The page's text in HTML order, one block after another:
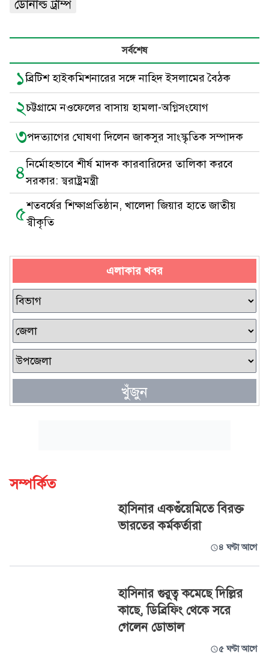
ডোনাল্ড ট্রাম্প
সর্বশেষ
১ব্রিটিশ হাইকমিশনারের সঙ্গে নাহিদ ইসলামের বৈঠক
২চট্টগ্রামে নওফেলের বাসায় হামলা-অগ্নিসংযোগ
৩পদত্যাগের ঘোষণা দিলেন জাকসুর সাংস্কৃতিক সম্পাদক
৪নির্মোহভাবে শীর্ষ মাদক কারবারিদের তালিকা করবে
সরকার: স্বরাষ্ট্রমন্ত্রী
৫শতবর্ষের শিক্ষাপ্রতিষ্ঠান, খালেদা জিয়ার হাতে জাতীয়
স্বীকৃতি
এলাকার খবর
খুঁজুন
সম্পর্কিত
হাসিনার একগুঁয়েমিতে বিরক্ত
ভারতের কর্মকর্তারা
৪ ঘণ্টা আগে
হাসিনার গুরুত্ব কমেছে দিল্লির
কাছে, ডিব্রিফিং থেকে সরে
গেলেন ডোভাল
৫ ঘণ্টা আগে